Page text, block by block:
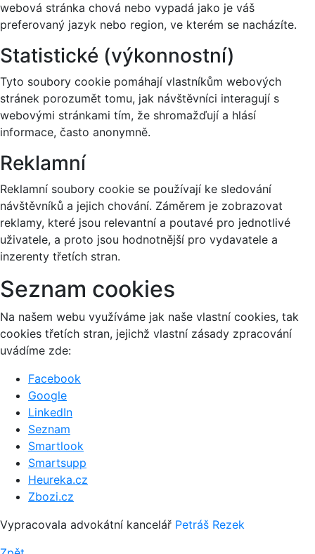
webová stránka chová nebo vypadá jako je váš
preferovaný jazyk nebo region, ve kterém se nacházíte.
Statistické (výkonnostní)
Tyto soubory cookie pomáhají vlastníkům webových
stránek porozumět tomu, jak návštěvníci interagují s
webovými stránkami tím, že shromažďují a hlásí
informace, často anonymně.
Reklamní
Reklamní soubory cookie se používají ke sledování
návštěvníků a jejich chování. Záměrem je zobrazovat
reklamy, které jsou relevantní a poutavé pro jednotlivé
uživatele, a proto jsou hodnotnější pro vydavatele a
inzerenty třetích stran.
Seznam cookies
Na našem webu využíváme jak naše vlastní cookies, tak
cookies třetích stran, jejichž vlastní zásady zpracování
uvádíme zde:
Facebook
Google
LinkedIn
Seznam
Smartlook
Smartsupp
Heureka.cz
Zbozi.cz
Vypracovala advokátní kancelář Petráš Rezek